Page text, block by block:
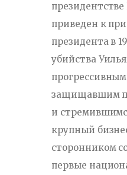
приведен к
президента в
убийства
защищавшим
и
крупный
сторонником
первые